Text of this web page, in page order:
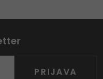
PRIJAVA